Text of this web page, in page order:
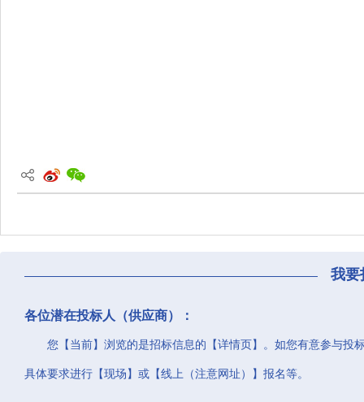
我要
各位潜在投标人（供应商）：
您【当前】浏览的是招标信息的【详情页】。如您有意参与投
具体要求进行【现场】或【线上（注意网址）】报名等。